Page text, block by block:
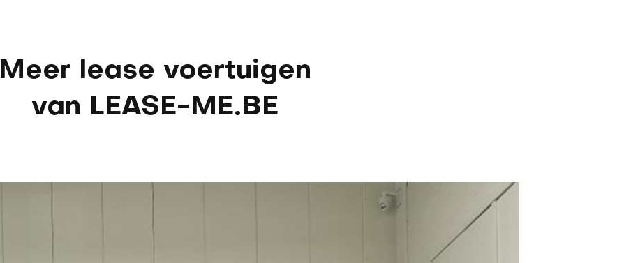
Meer lease voertuigen
van LEASE-ME.BE